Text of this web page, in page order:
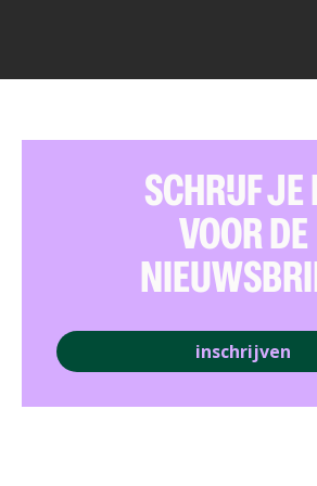
SCHRIJF JE
VOOR DE
inschrijven